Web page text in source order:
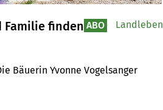
Familie finden
Bäuerin Yvonne Vogelsanger
ABO Landleben